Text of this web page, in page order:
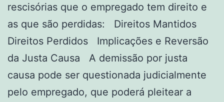
rescisórias que o empregado tem direito e
as que são perdidas: Direitos Mantidos
Direitos Perdidos Implicações e Reversão
da Justa Causa A demissão por justa
causa pode ser questionada judicialmente
pelo empregado, que poderá pleitear a